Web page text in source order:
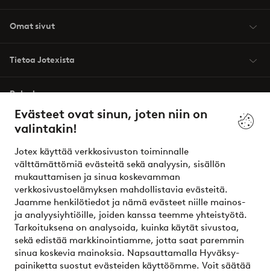
Evästeet ovat sinun, joten niin on
valintakin!
Jotex käyttää verkkosivuston toiminnalle
välttämättömiä evästeitä sekä analyysin, sisällön
mukauttamisen ja sinua koskevamman
verkkosivustoelämyksen mahdollistavia evästeitä.
Jaamme henkilötiedot ja nämä evästeet niille mainos-
ja analyysiyhtiöille, joiden kanssa teemme yhteistyötä.
Tarkoituksena on analysoida, kuinka käytät sivustoa,
sekä edistää markkinointiamme, jotta saat paremmin
sinua koskevia mainoksia. Napsauttamalla Hyväksy-
painiketta suostut evästeiden käyttöömme. Voit säätää
Omat sivut
Tietoa Jotexista
Palvelumme
Ehdot
Ystävät
Turvalliset maksut – maksa nyt tai erissä
Haluatko tietää lisää maksuvaihtoehdoistamme?
elpy